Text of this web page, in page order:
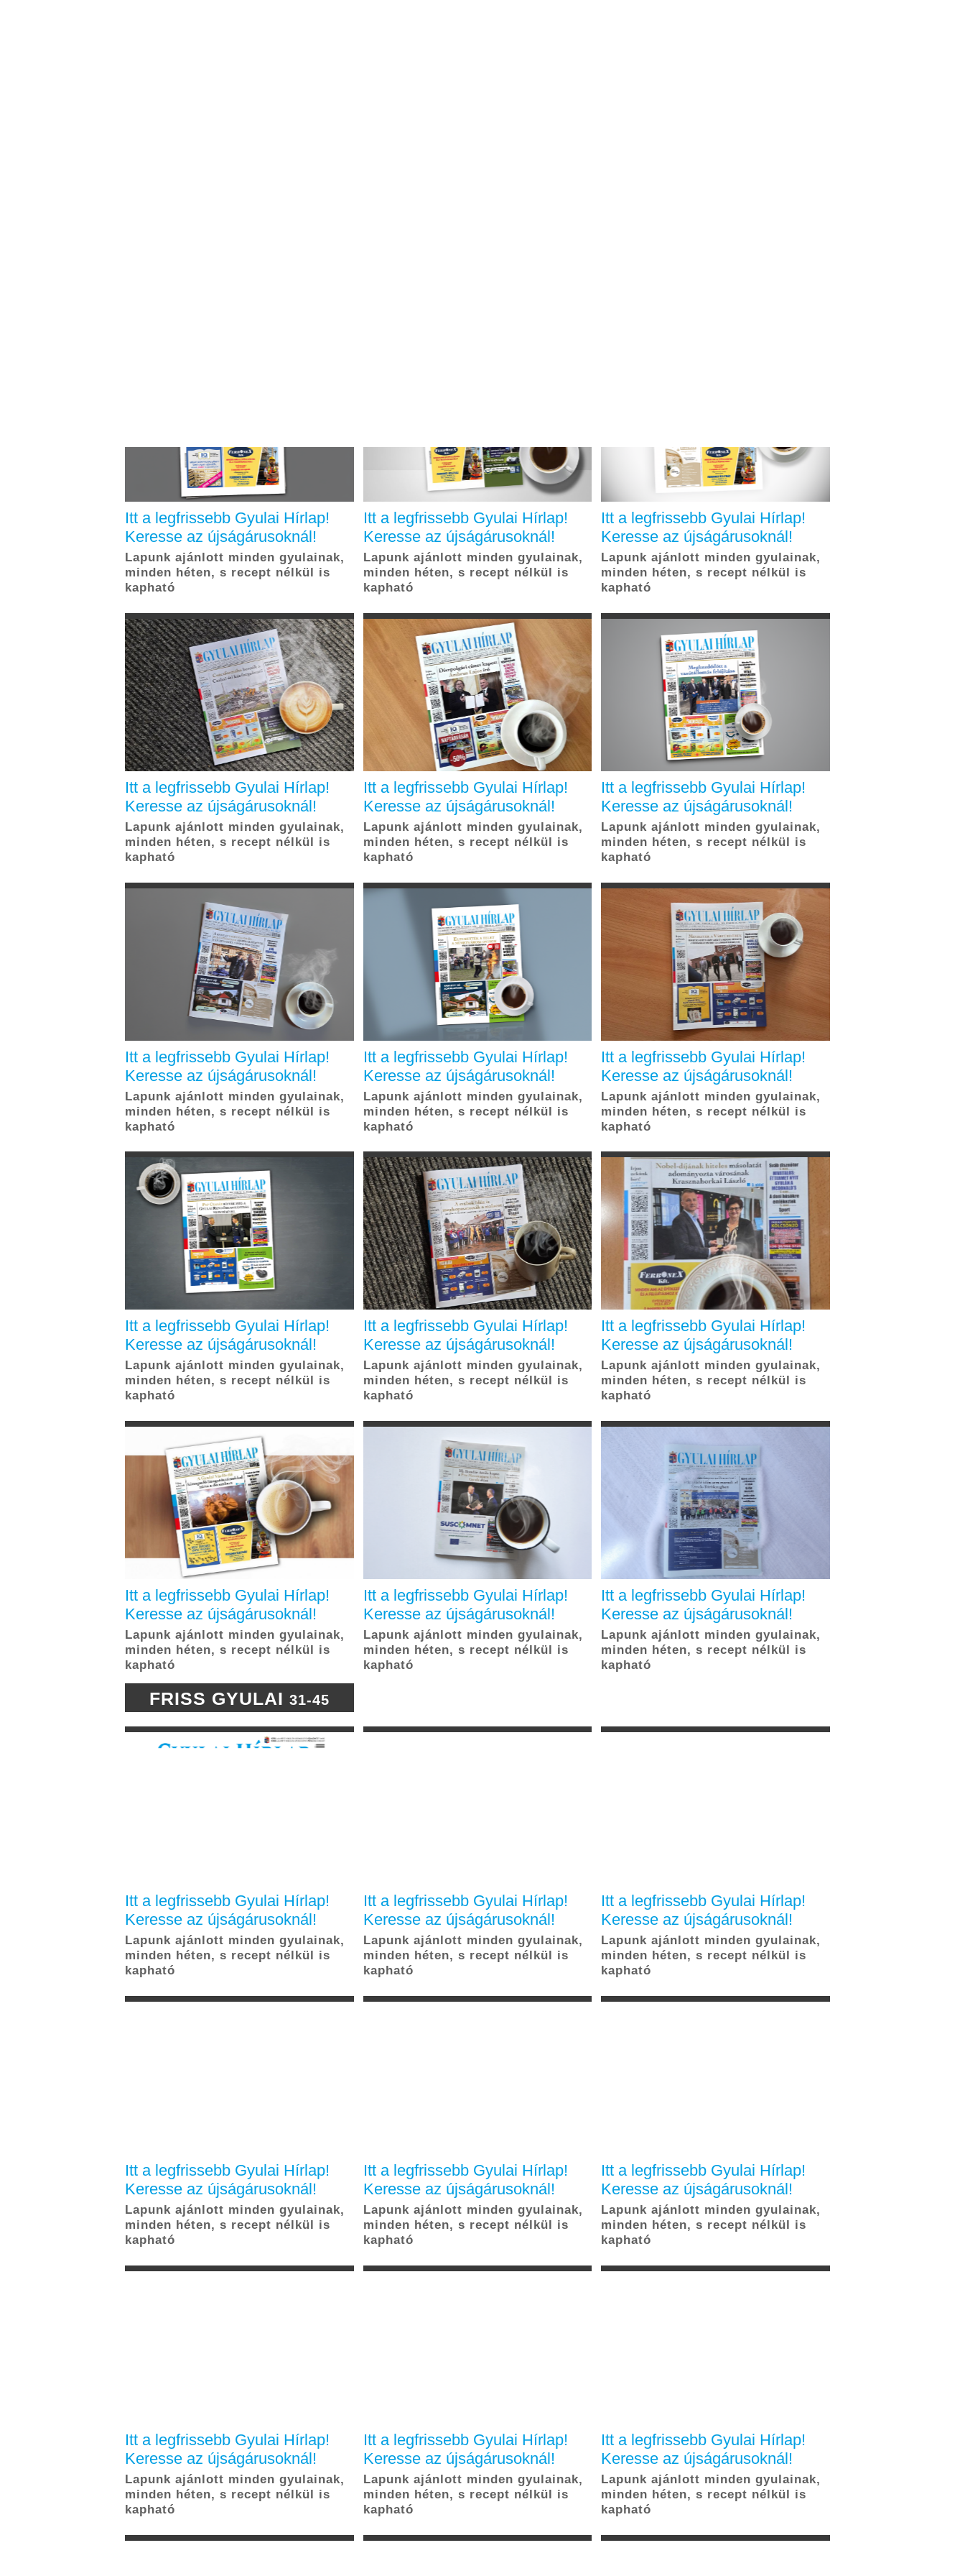
Itt a legfrissebb Gyulai Hírlap!
Keresse az újságárusoknál!
Lapunk ajánlott minden gyulainak,
minden héten, s recept nélkül is
kapható
Itt a legfrissebb Gyulai Hírlap!
Keresse az újságárusoknál!
Lapunk ajánlott minden gyulainak,
minden héten, s recept nélkül is
kapható
Itt a legfrissebb Gyulai Hírlap!
Keresse az újságárusoknál!
Lapunk ajánlott minden gyulainak,
minden héten, s recept nélkül is
kapható
Itt a legfrissebb Gyulai Hírlap!
Keresse az újságárusoknál!
Lapunk ajánlott minden gyulainak,
minden héten, s recept nélkül is
kapható
Itt a legfrissebb Gyulai Hírlap!
Keresse az újságárusoknál!
Lapunk ajánlott minden gyulainak,
minden héten, s recept nélkül is
kapható
Itt a legfrissebb Gyulai Hírlap!
Keresse az újságárusoknál!
Lapunk ajánlott minden gyulainak,
minden héten, s recept nélkül is
kapható
Itt a legfrissebb Gyulai Hírlap!
Keresse az újságárusoknál!
Lapunk ajánlott minden gyulainak,
minden héten, s recept nélkül is
kapható
Itt a legfrissebb Gyulai Hírlap!
Keresse az újságárusoknál!
Lapunk ajánlott minden gyulainak,
minden héten, s recept nélkül is
kapható
Itt a legfrissebb Gyulai Hírlap!
Keresse az újságárusoknál!
Lapunk ajánlott minden gyulainak,
minden héten, s recept nélkül is
kapható
Itt a legfrissebb Gyulai Hírlap!
Keresse az újságárusoknál!
Lapunk ajánlott minden gyulainak,
minden héten, s recept nélkül is
kapható
Itt a legfrissebb Gyulai Hírlap!
Keresse az újságárusoknál!
Lapunk ajánlott minden gyulainak,
minden héten, s recept nélkül is
kapható
Itt a legfrissebb Gyulai Hírlap!
Keresse az újságárusoknál!
Lapunk ajánlott minden gyulainak,
minden héten, s recept nélkül is
kapható
Itt a legfrissebb Gyulai Hírlap!
Keresse az újságárusoknál!
Lapunk ajánlott minden gyulainak,
minden héten, s recept nélkül is
kapható
Itt a legfrissebb Gyulai Hírlap!
Keresse az újságárusoknál!
Lapunk ajánlott minden gyulainak,
minden héten, s recept nélkül is
kapható
Itt a legfrissebb Gyulai Hírlap!
Keresse az újságárusoknál!
Lapunk ajánlott minden gyulainak,
minden héten, s recept nélkül is
kapható
HÍREK KULTÚRA INTERJÚ SPORT PUBLICISZTIKA MAGAZIN
Copyright© 2009, Gyulai Hírlap Kiadó és Hírlapterjesztő Nonprofit Kft. Minden jog fenntartva!
Közérdekű adatok Impresszum
adatvédelmi tájékoztatónkbanmegtalálod, hogyan gondoskodunk adataid védelméről. Oldalainkon HTTP-sütiket használunk a jobb működésért.